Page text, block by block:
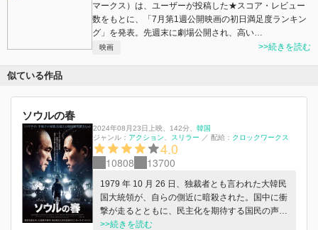
マークス）は、ユーザーが投稿した★スコア・レビュー
数をもとに、「7月第1週公開映画の初日満足度ランキン
グ」を発表。先週末に劇場公開され、高い…
映画 >>続きを読む
似ている作品
ソウルの春
2024年08月23日上映 142分
韓国
ジャンル： アクション スリラー ／ 配給： クロックワークス
4.0
10808 13700
1979 年 10 月 26 日、独裁者とも言われた大韓民
国大統領が、自らの側近に暗殺された。国中に衝
撃が走るとともに、民主化を期待する国民の声は
日に日に高まってゆく。しかし、暗殺事件の合同
>>続きを読む